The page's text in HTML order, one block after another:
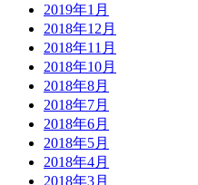
2019年1月
2018年12月
2018年11月
2018年10月
2018年8月
2018年7月
2018年6月
2018年5月
2018年4月
2018年3月